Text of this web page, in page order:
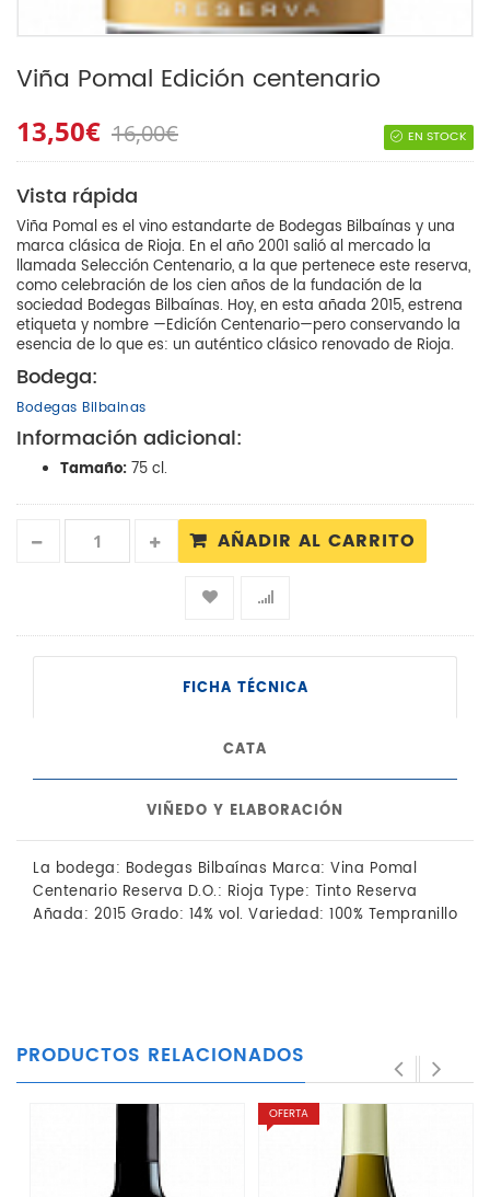
Viña Pomal Edición centenario
13,50€ 16,00€ EN STOCK
Vista rápida
Viña Pomal es el vino estandarte de Bodegas Bilbaínas y una
marca clásica de Rioja. En el año 2001 salió al mercado la
llamada Selección Centenario, a la que pertenece este reserva,
como celebración de los cien años de la fundación de la
sociedad Bodegas Bilbaínas. Hoy, en esta añada 2015, estrena
etiqueta y nombre —Edicíón Centenario—pero conservando la
esencia de lo que es: un auténtico clásico renovado de Rioja.
Bodega:
Bodegas Bilbainas
Información adicional:
Tamaño:75 cl.
AÑADIR AL CARRITO
FICHA TÉCNICA
CATA
VIÑEDO Y ELABORACIÓN
La bodega: Bodegas Bilbaínas Marca: Vina Pomal
Centenario Reserva D.O.: Rioja Type: Tinto Reserva
Añada: 2015 Grado: 14% vol. Variedad: 100% Tempranillo
PRODUCTOS RELACIONADOS
OFERTA